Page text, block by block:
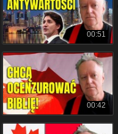
00:51
00:42